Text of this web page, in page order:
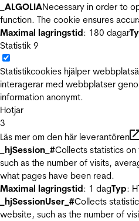
_ALGOLIANecessary in order to
function. The cookie ensures
Maximal lagringstid: 180 dagar
Statistik 9
Statistikcookies hjälper
interagerar med webbplatser
information anonymt.
Hotjar
3
Läs mer om den här leverantören
_hjSession_#Collects statistics
such as the number of visits,
what pages have been read.
Maximal lagringstid: 1 dagTyp:
_hjSessionUser_#Collects
website, such as the number of